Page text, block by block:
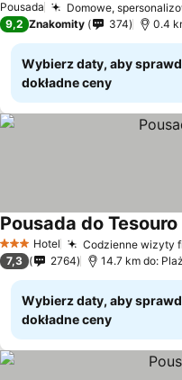
Pousada Domowe,
9,2 Znakomity 374 0.4
Wybierz daty, aby
dokładne ceny
3 Kategoria
Hotel Codzienne wizyty
Pousada do Tesouro
7,3 2764 14.7 km do:
Wybierz daty, aby
dokładne ceny